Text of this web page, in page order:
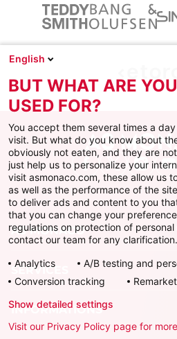
Facebook
X
AS MONACO
SERVICES
INFORMATIONS
English
BUT WHAT ARE
USED FOR?
You accept them several times a
visit. But what do you know about
obviously not eaten, and they are
just help us to personalize your
visit asmonaco.com, these allow us
as well as the performance of the
to deliver ads and content to you
that you can change your
regulations on protection of
contact our team for any
Analytics
A/B testing and
Conversion tracking
Show detailed settings
Visit our Privacy Policy page for more